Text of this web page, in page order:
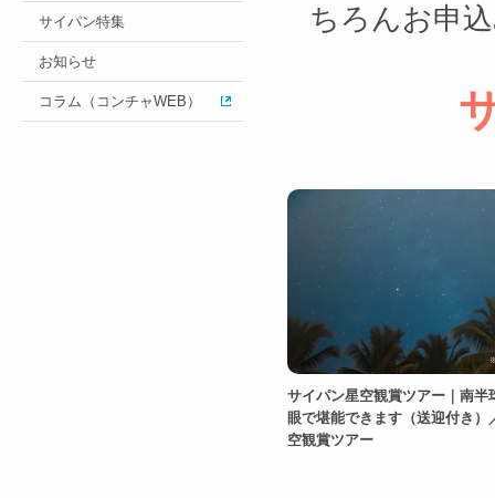
ちろんお申
サイパン星空観賞ツアー｜南半
眼で堪能できます（送迎付き）
空観賞ツアー
サイパン特集
お知らせ
コラム（コンチャWEB）